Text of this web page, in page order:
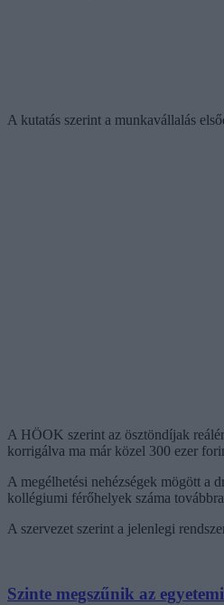
A kutatás szerint a munkavállalás
A HÖOK szerint az ösztöndíjak
korrigálva ma már közel 300 ezer
A megélhetési nehézségek mögött a
kollégiumi férőhelyek száma
A szervezet szerint a jelenlegi
Szinte megszűnik az